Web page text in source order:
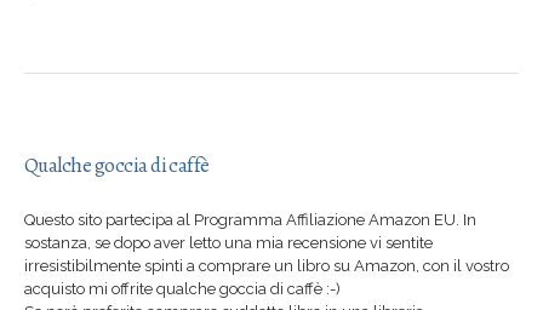
Qualche goccia di caffè
Questo sito partecipa al Programma Affiliazione Amazon EU. In
sostanza, se dopo aver letto una mia recensione vi sentite
irresistibilmente spinti a comprare un libro su Amazon, con il vostro
acquisto mi offrite qualche goccia di caffè :-)